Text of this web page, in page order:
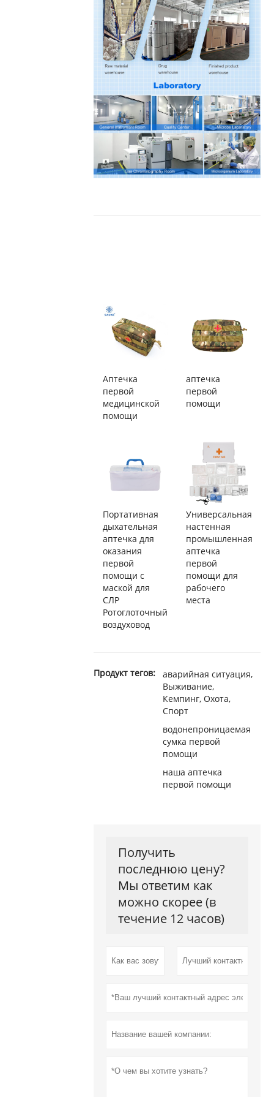
Аптечка
первой
медицинской
помощи
аптечка
первой
помощи
Портативная
дыхательная
аптечка для
оказания
первой
помощи с
маской для
СЛР
Ротоглоточный
воздуховод
Универсальная
настенная
промышленная
аптечка
первой
помощи для
рабочего
места
Продукт тегов:
аварийная ситуация,
Выживание,
Кемпинг, Охота,
Спорт
водонепроницаемая
сумка первой
помощи
наша аптечка
первой помощи
Получить
последнюю цену?
Мы ответим как
можно скорее (в
течение 12 часов)